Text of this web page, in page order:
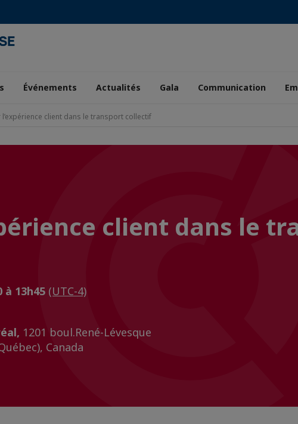
Événements Actualités Gala Communication
l’expérience client dans le transport collectif
client dans le
à 13h45 (UTC-4)
1201 boul.René-Lévesque
Canada